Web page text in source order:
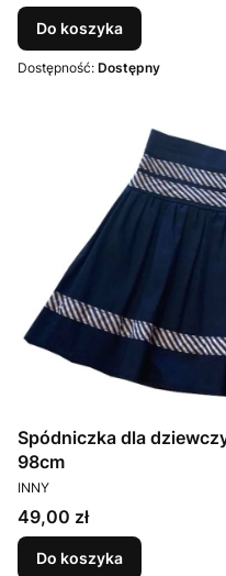
Do koszyka
Dostępność: Dostępny
Spódniczka dla
98cm
PRODUCENT
INNY
Cena
49,00 zł
Do koszyka